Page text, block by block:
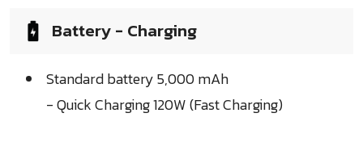
Battery - Charging
Standard battery 5,000 mAh
- Quick Charging 120W (Fast Charging)